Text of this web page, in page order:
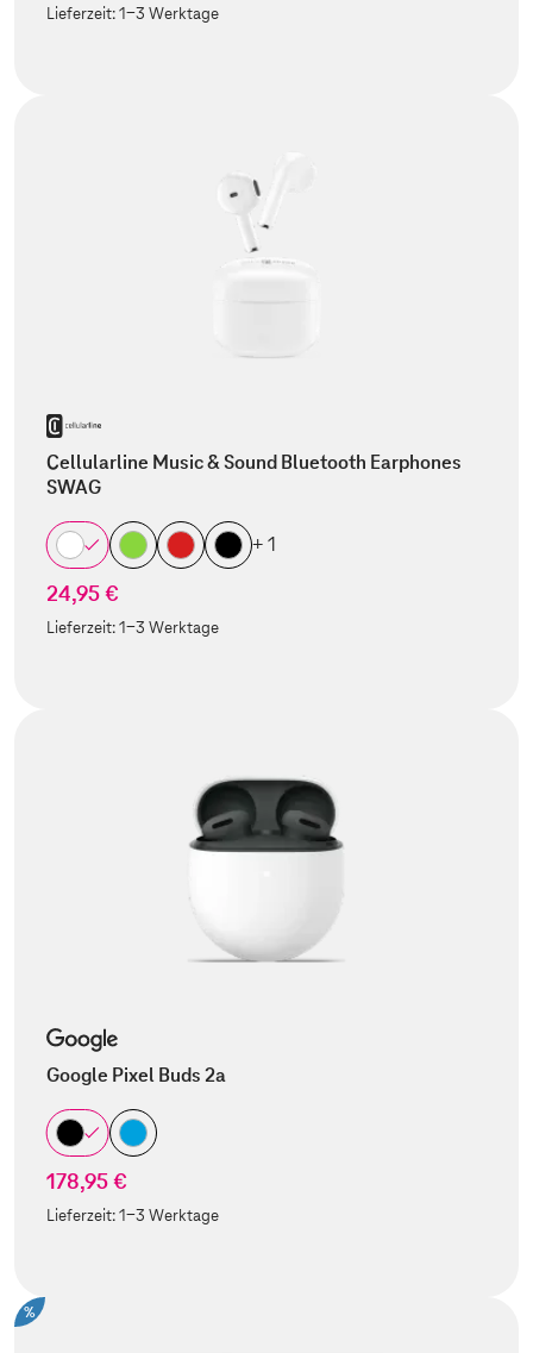
Lieferzeit:1-3 Werktage
Cellularline Music & Sound Bluetooth Earphones
SWAG
+ 1
24,95 €
Lieferzeit:1-3 Werktage
Google Pixel Buds 2a
178,95 €
Lieferzeit:1-3 Werktage
%